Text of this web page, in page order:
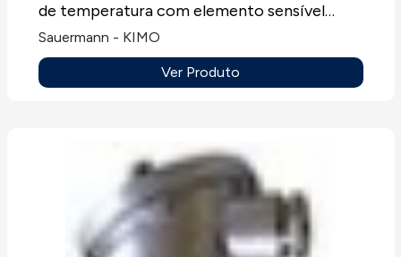
de temperatura com elemento sensível
termopar T, J, K ou N, sempre sem
mostrador.Aplicações: Todos os tipos de
aplicações.
Sauermann - KIMO
Ver Produto